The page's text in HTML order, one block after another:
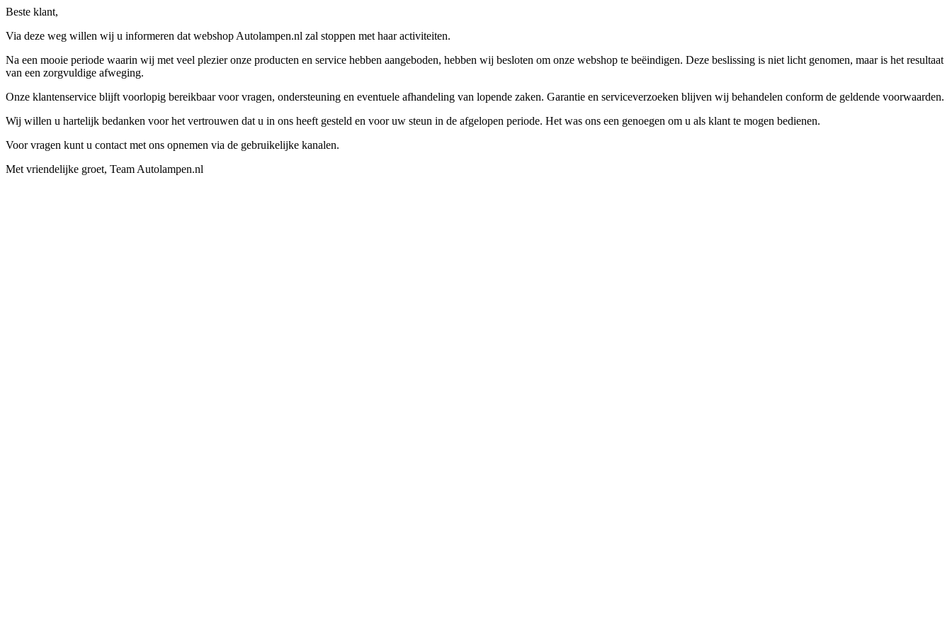
Beste klant,
Via deze weg willen wij u informeren dat webshop Autolampen.nl zal stoppen met haar activiteiten.
Na een mooie periode waarin wij met veel plezier onze producten en service hebben aangeboden, hebben wij besloten om onze webshop te beëindigen. Deze beslissing is niet licht genomen, maar is het resultaat
van een zorgvuldige afweging.
Onze klantenservice blijft voorlopig bereikbaar voor vragen, ondersteuning en eventuele afhandeling van lopende zaken. Garantie en serviceverzoeken blijven wij behandelen conform de geldende voorwaarden.
Wij willen u hartelijk bedanken voor het vertrouwen dat u in ons heeft gesteld en voor uw steun in de afgelopen periode. Het was ons een genoegen om u als klant te mogen bedienen.
Voor vragen kunt u contact met ons opnemen via de gebruikelijke kanalen.
Met vriendelijke groet, Team Autolampen.nl